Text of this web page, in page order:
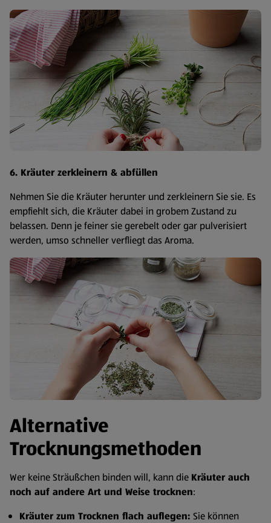
6. Kräuter zerkleinern & abfüllen
Nehmen Sie die Kräuter herunter und zerkleinern Sie sie. Es
empfiehlt sich, die Kräuter dabei in grobem Zustand zu
belassen. Denn je feiner sie gerebelt oder gar pulverisiert
werden, umso schneller verfliegt das Aroma.
Alternative
Trocknungsmethoden
Wer keine Sträußchen binden will, kann die Kräuter auch
noch auf andere Art und Weise trocknen:
Kräuter zum Trocknen flach auflegen: Sie können